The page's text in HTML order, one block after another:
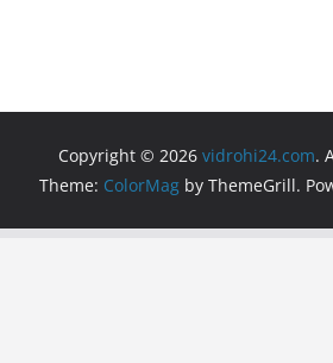
Copyright © 2026 vidrohi24.com.
Theme: ColorMag by ThemeGrill.